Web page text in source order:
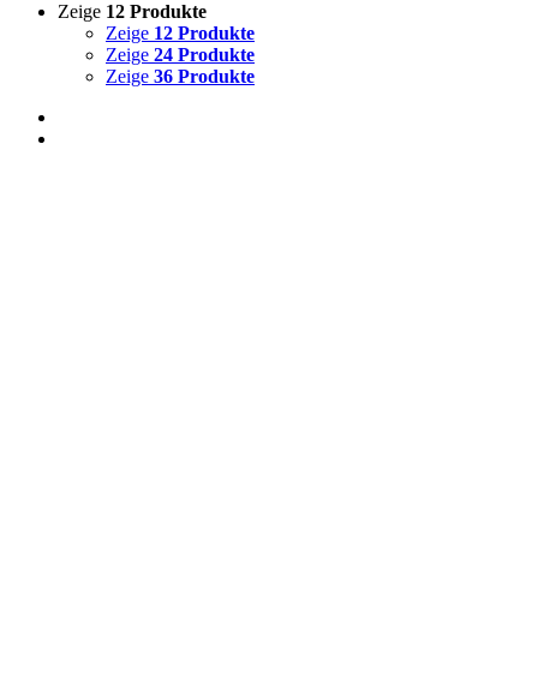
Zeige 12 Produkte
Zeige 12 Produkte
Zeige 24 Produkte
Zeige 36 Produkte